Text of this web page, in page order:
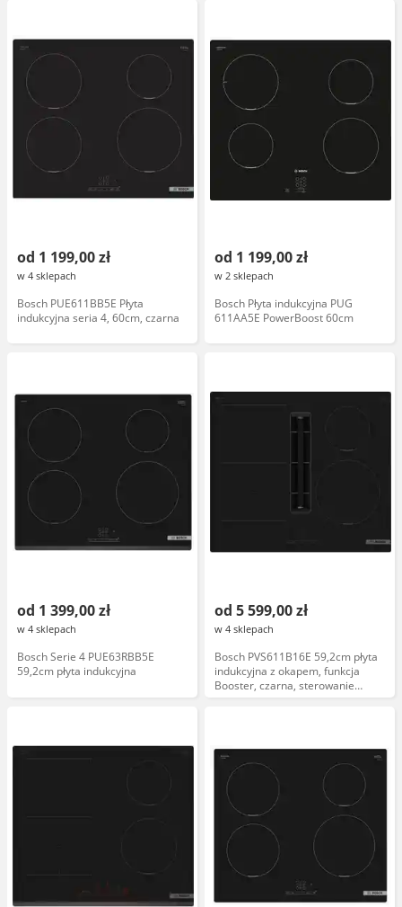
od 1 199,00 zł
w 4 sklepach
Bosch PUE611BB5E Płyta
indukcyjna seria 4, 60cm, czarna
od 1 199,00 zł
w 2 sklepach
Bosch Płyta indukcyjna PUG
611AA5E PowerBoost 60cm
od 1 399,00 zł
w 4 sklepach
Bosch Serie 4 PUE63RBB5E
59,2cm płyta indukcyjna
od 5 599,00 zł
w 4 sklepach
Bosch PVS611B16E 59,2cm płyta
indukcyjna z okapem, funkcja
Booster, czarna, sterowanie
dotykowe